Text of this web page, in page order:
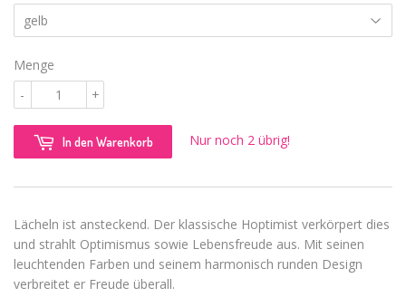
Menge
+
-
In den Warenkorb Nur noch 2 übrig!
Lächeln ist ansteckend. Der klassische Hoptimist verkörpert dies
und strahlt Optimismus sowie Lebensfreude aus. Mit seinen
leuchtenden Farben und seinem harmonisch runden Design
verbreitet er Freude überall.